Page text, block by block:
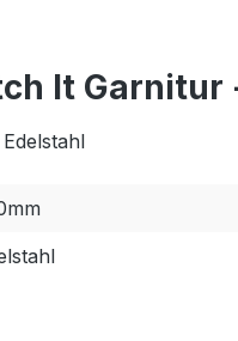
It Garnitur